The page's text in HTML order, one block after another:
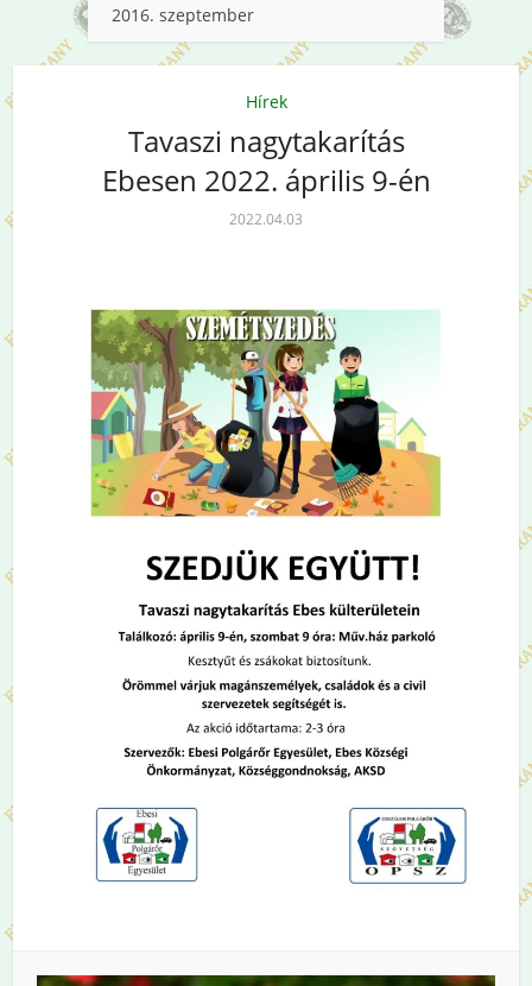
2016. szeptember
Hírek
Tavaszi nagytakarítás
Ebesen 2022. április 9-én
2022.04.03